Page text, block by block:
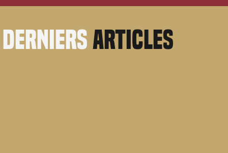
derniersarticles